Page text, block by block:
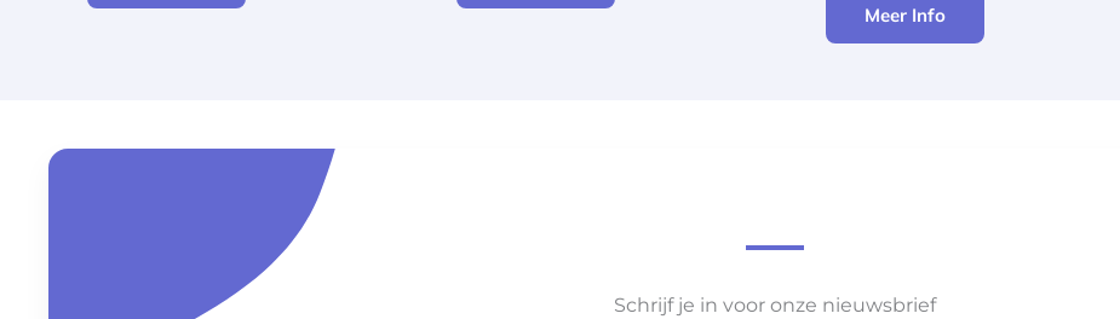
Meer Info
Schrijf je in voor onze nieuwsbrief